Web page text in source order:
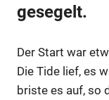
gesegelt.
Der Start war
Die Tide lief, es
briste es auf, so